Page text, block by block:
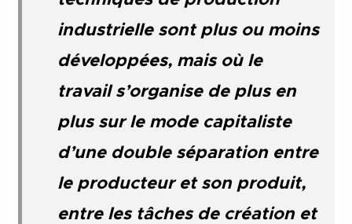
industrielle sont plus ou moins
développées, mais où le
travail s’organise de plus en
plus sur le mode capitaliste
d’une double séparation entre
le producteur et son produit,
entre les tâches de création et